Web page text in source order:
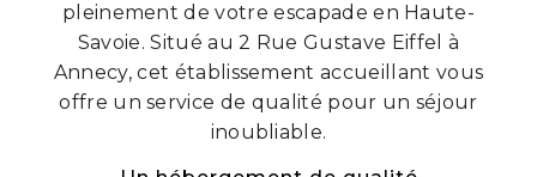
pleinement de votre escapade en Haute-
Savoie. Situé au 2 Rue Gustave Eiffel à
Annecy, cet établissement accueillant vous
offre un service de qualité pour un séjour
inoubliable.